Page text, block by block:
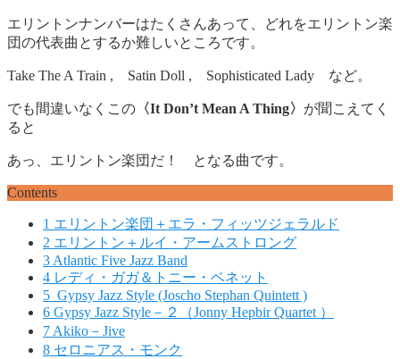
エリントンナンバーはたくさんあって、どれをエリントン楽
団の代表曲とするか難しいところです。
Take The A Train , Satin Doll , Sophisticated Lady など。
でも間違いなくこの 〈It Don’t Mean A Thing〉 が聞こえてく
ると
あっ、エリントン楽団だ！ となる曲です。
Contents
1 エリントン楽団＋エラ・フィッツジェラルド
2 エリントン＋ルイ・アームストロング
3 Atlantic Five Jazz Band
4 レディ・ガガ＆トニー・ベネット
5 Gypsy Jazz Style (Joscho Stephan Quintett )
6 Gypsy Jazz Style－２（Jonny Hepbir Quartet ）
7 Akiko－Jive
8 セロニアス・モンク